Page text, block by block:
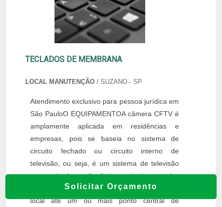
TECLADOS DE MEMBRANA
LOCAL MANUTENÇÃO / SUZANO - SP
Atendimento exclusivo para pessoa jurídica em
São PauloO EQUIPAMENTOA câmera CFTV é
amplamente aplicada em residências e
empresas, pois se baseia no sistema de
circuito fechado ou circuito interno de
televisão, ou seja, é um sistema de televisão
responsável por distribuir os sinais captados
pelas câmeras instaladas por entre a planta do
local até um ou mais ponto central de
Solicitar Orçamento